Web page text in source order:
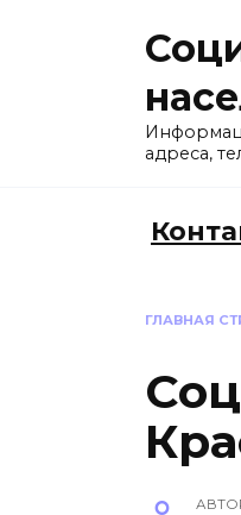
адреса,
ГЛАВНАЯ